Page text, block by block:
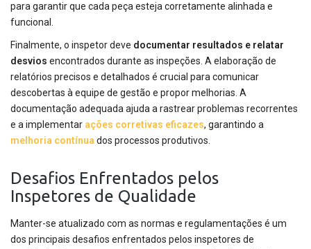
para garantir que cada peça esteja corretamente alinhada e
funcional.
Finalmente, o inspetor deve documentar resultados e relatar
desvios encontrados durante as inspeções. A elaboração de
relatórios precisos e detalhados é crucial para comunicar
descobertas à equipe de gestão e propor melhorias. A
documentação adequada ajuda a rastrear problemas recorrentes
e a implementar ações corretivas eficazes, garantindo a
melhoria contínuados processos produtivos.
Desafios Enfrentados pelos
Inspetores de Qualidade
Manter-se atualizado com as normas e regulamentações é um
dos principais desafios enfrentados pelos inspetores de